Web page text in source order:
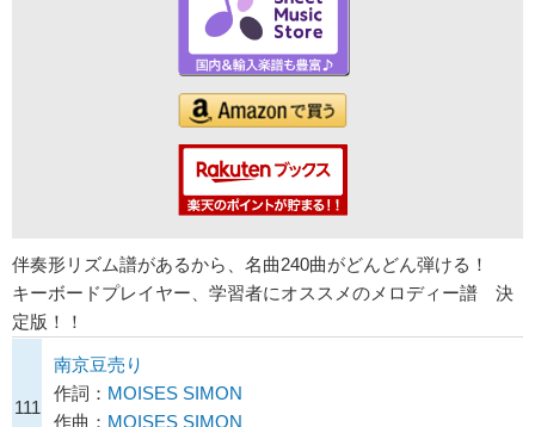
伴奏形リズム譜があるから、名曲240曲がどんどん弾ける！
キーボードプレイヤー、学習者にオススメのメロディー譜 決
定版！！
111
南京豆売り
作詞： MOISES SIMON
作曲： MOISES SIMON